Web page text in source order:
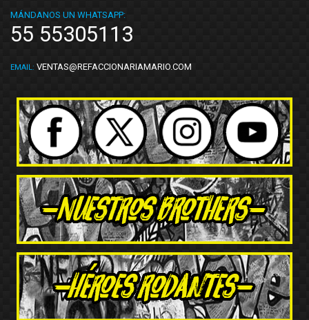
MÁNDANOS UN WHATSAPP:
55 55305113
EMAIL: VENTAS@REFACCIONARIAMARIO.COM